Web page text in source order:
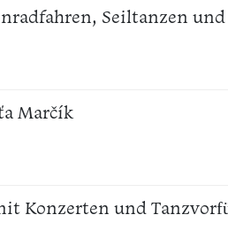
Seiltanzen
Marčík
Konzerten und